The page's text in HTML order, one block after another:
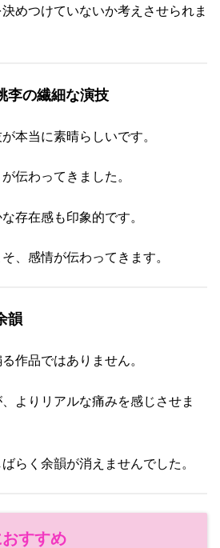
めつけていないか考えさせられま
李の繊細な演技
本当に素晴らしいです。
伝わってきました。
存在感も印象的です。
、感情が伝わってきます。
韻
作品ではありません。
よりリアルな痛みを感じさせま
らく余韻が消えませんでした。
すすめ